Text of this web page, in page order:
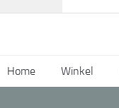
Home Winkel